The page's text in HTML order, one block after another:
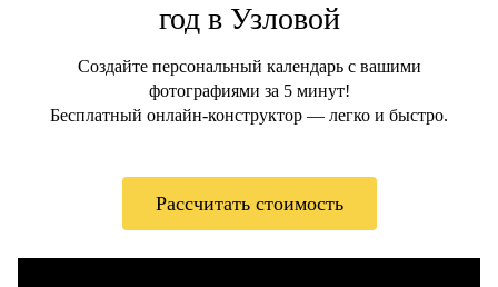
год в Узловой
Создайте персональный календарь с вашими
фотографиями за 5 минут!
Бесплатный онлайн-конструктор — легко и быстро.
Рассчитать стоимость